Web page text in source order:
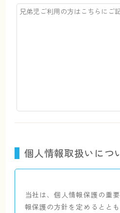
個人情報取扱いにつ
当社は、個人情報保護の重
報保護の方針を定めるとと